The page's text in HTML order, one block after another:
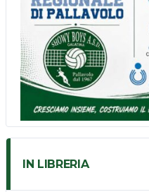
IN LIBRERIA